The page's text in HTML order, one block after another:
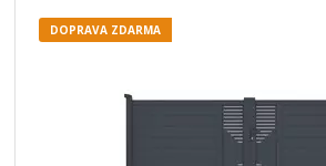
DOPRAVA ZDARMA